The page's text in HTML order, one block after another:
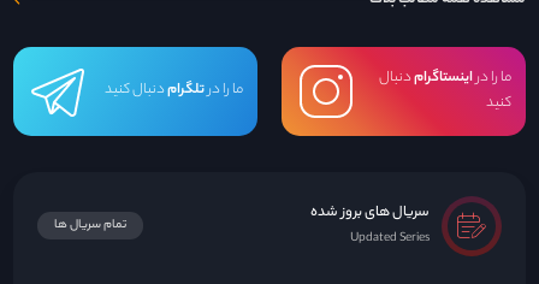
فصل اول قسمت 5 زیرنویس فارسی اضافه شد